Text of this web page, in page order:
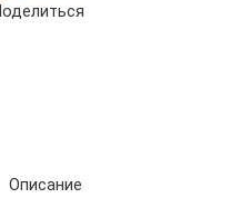
Описание